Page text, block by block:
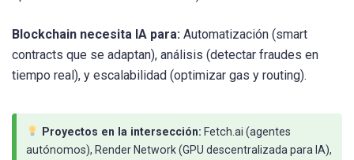
Blockchain necesita IA para: Automatización (smart
contracts que se adaptan), análisis (detectar fraudes en
tiempo real), y escalabilidad (optimizar gas y routing).
Proyectos en la intersección: Fetch.ai (agentes
autónomos), Render Network (GPU descentralizada para IA),